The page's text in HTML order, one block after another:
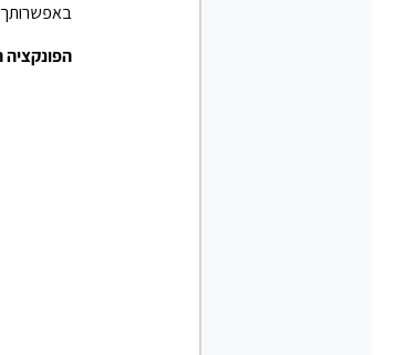
באפשרותך